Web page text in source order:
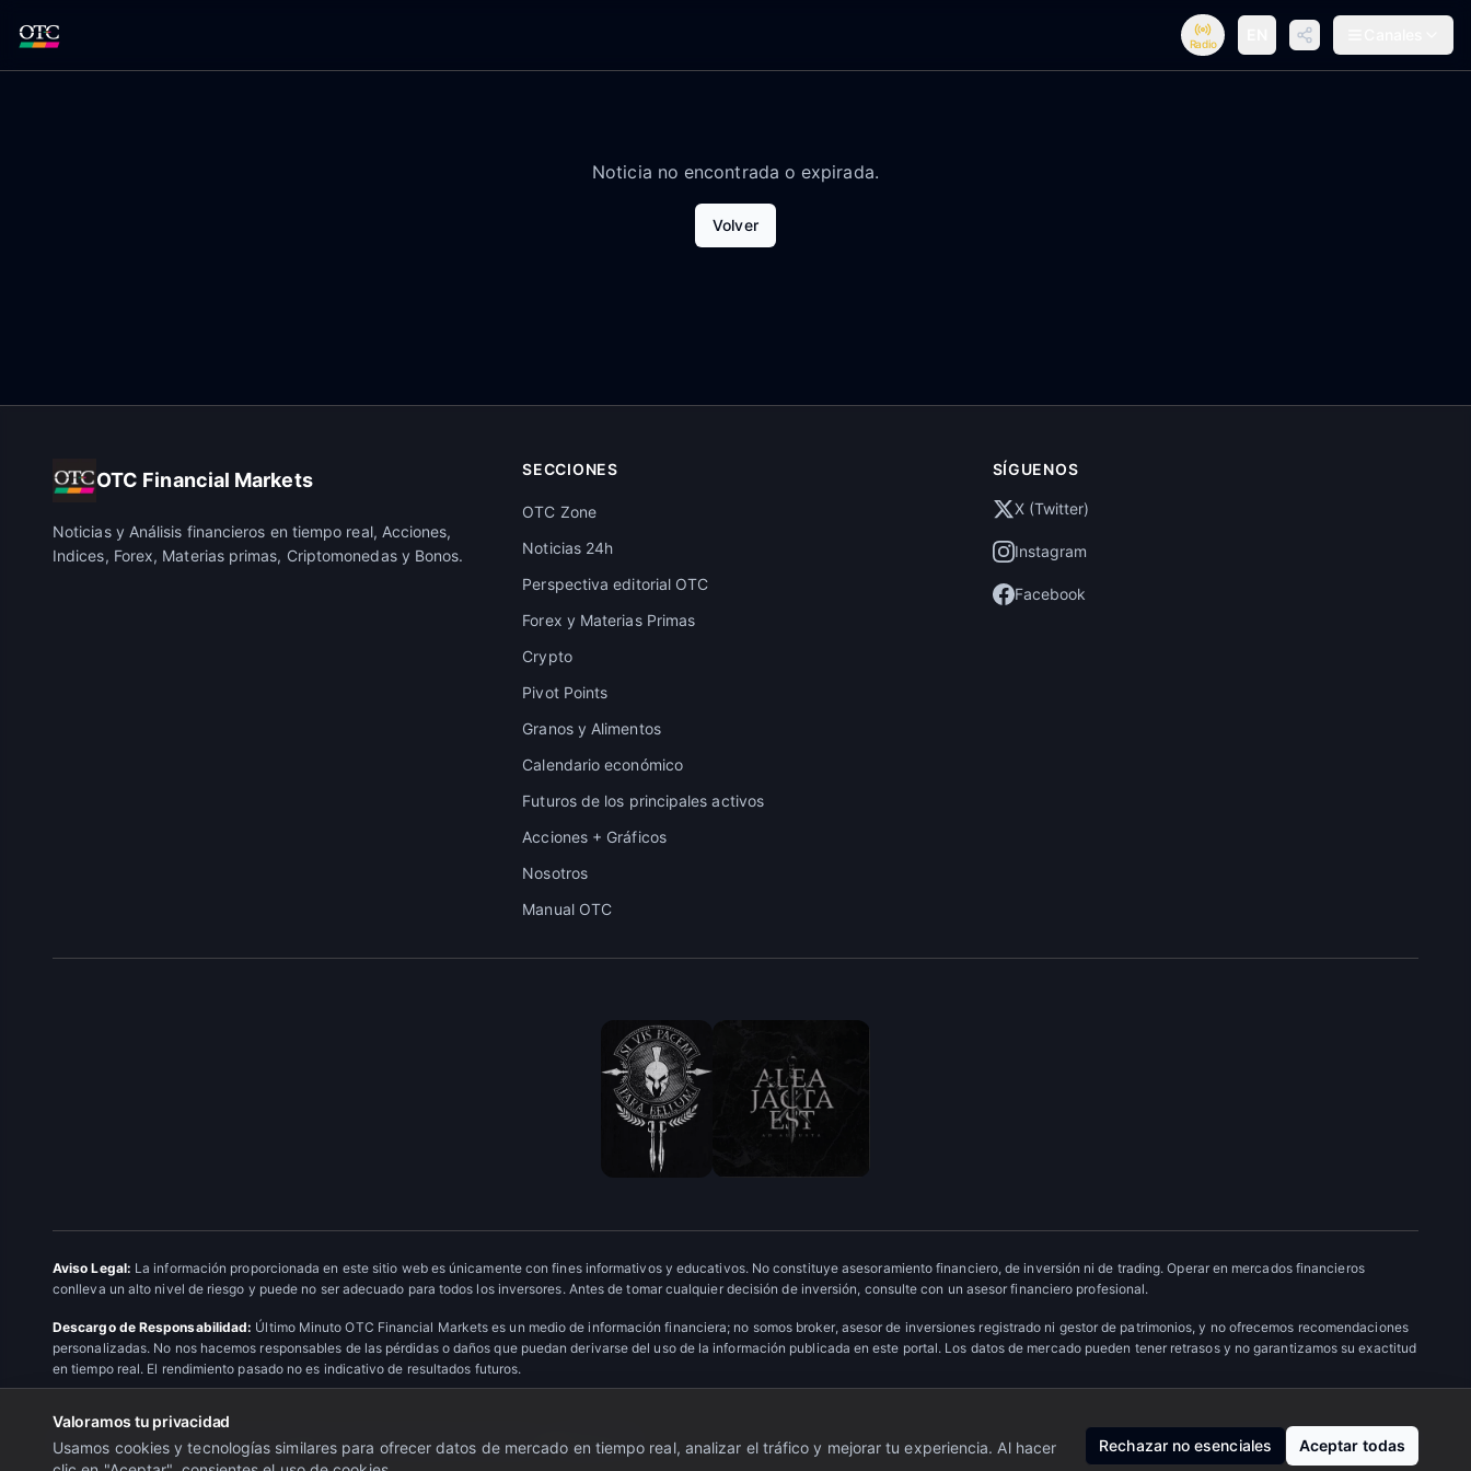
Radio
Noticia no encontrada o expirada.
Volver
OTC Financial Markets
Noticias y Análisis financieros en tiempo real, Acciones,
Indices, Forex, Materias primas, Criptomonedas y Bonos.
SECCIONES
OTC Zone
Noticias 24h
Perspectiva editorial OTC
Forex y Materias Primas
Crypto
Pivot Points
Granos y Alimentos
Calendario económico
Futuros de los principales activos
Acciones + Gráficos
Nosotros
Manual OTC
SÍGUENOS
X (Twitter)
Instagram
Facebook
Aviso Legal: La información proporcionada en este sitio web es únicamente con fines informativos y educativos. No constituye asesoramiento financiero, de inversión ni de trading. Operar en mercados financieros
conlleva un alto nivel de riesgo y puede no ser adecuado para todos los inversores. Antes de tomar cualquier decisión de inversión, consulte con un asesor financiero profesional.
Descargo de Responsabilidad: Último Minuto OTC Financial Markets es un medio de información financiera; no somos broker, asesor de inversiones registrado ni gestor de patrimonios, y no ofrecemos recomendaciones
personalizadas. No nos hacemos responsables de las pérdidas o daños que puedan derivarse del uso de la información publicada en este portal. Los datos de mercado pueden tener retrasos y no garantizamos su exactitud
en tiempo real. El rendimiento pasado no es indicativo de resultados futuros.
© 2026 Último Minuto OTC Financial Markets. Todos los derechos reservados.· Escudo OTC Nosotros Privacidad· Contacto
Valoramos tu privacidad
Usamos cookies y tecnologías similares para ofrecer datos de mercado en tiempo real, analizar el tráfico y mejorar tu experiencia. Al hacer
Rechazar no esenciales Aceptar todas